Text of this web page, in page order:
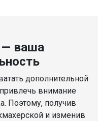
— ваша
дополнительной
внимание
Поэтому, получив
и изменив